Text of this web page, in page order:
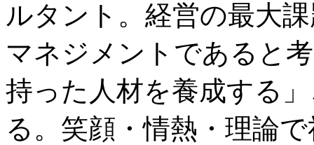
ルタント。経営の最大
マネジメントであると
持った人材を養成する
る。笑顔・情熱・理論